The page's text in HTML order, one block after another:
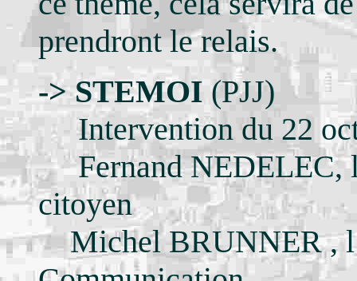
prendront le relais.
->STEMOI(PJJ)
Intervention du 22
Fernand NEDELEC,
citoyen
Michel BRUNNER ,